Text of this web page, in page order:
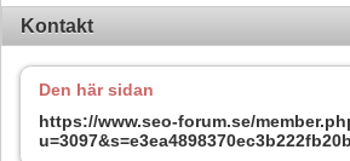
Kontakt
Den här sidan
https://www.seo-forum.se/